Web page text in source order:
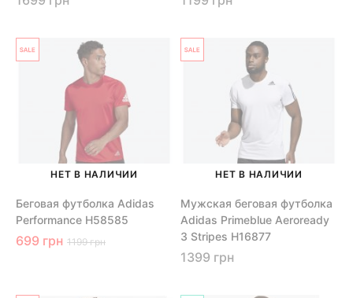
НЕТ В НАЛИЧИИ
Беговая футболка Adidas
Performance H58585
699 грн 1199 грн
НЕТ В НАЛИЧИИ
Мужская беговая футболка
Adidas Primeblue Aeroready
3 Stripes H16877
1399 грн